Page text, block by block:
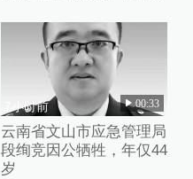
7小时前 00:33
云南省文山市应急管理局
段绚竞因公牺牲，年仅44
岁